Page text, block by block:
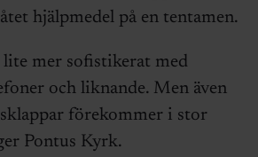
hjälpmedel på en tentamen.
mer sofistikerat med
och liknande. Men även
förekommer i stor
Pontus Kyrk.